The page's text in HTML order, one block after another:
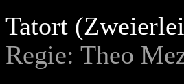
Tatort
Regie: Theo